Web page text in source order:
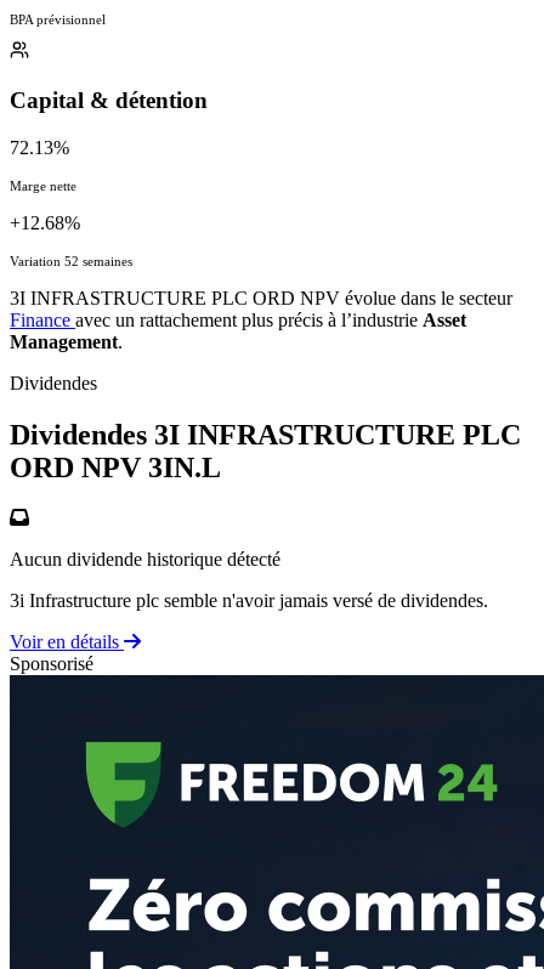
BPA prévisionnel
Capital & détention
72.13%
Marge nette
+12.68%
Variation 52 semaines
3I INFRASTRUCTURE PLC ORD NPV évolue dans le secteur
Finance avec un rattachement plus précis à l’industrie Asset
Management.
Dividendes
Dividendes 3I INFRASTRUCTURE PLC
ORD NPV 3IN.L
Aucun dividende historique détecté
3i Infrastructure plc semble n'avoir jamais versé de dividendes.
Voir en détails
Sponsorisé